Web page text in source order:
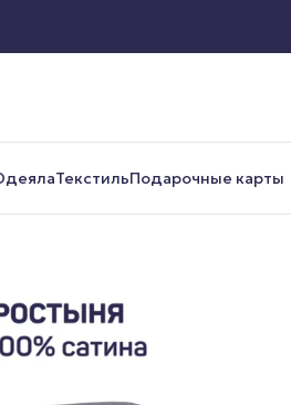
ТекстильПодарочные карты